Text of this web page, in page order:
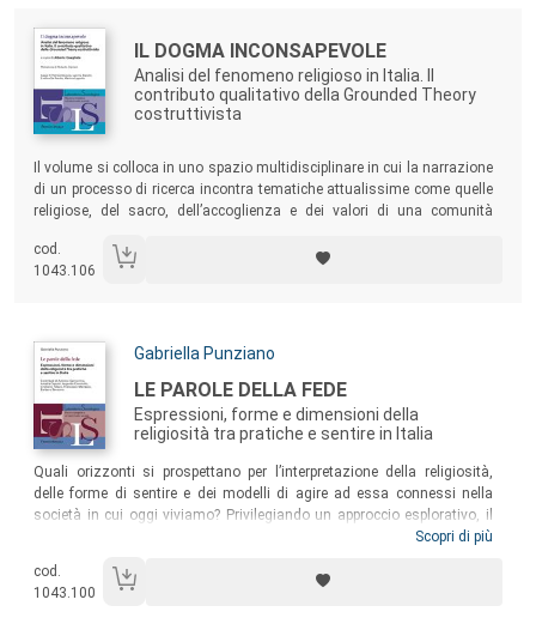
Autori:
Titolo:
IL DOGMA INCONSAPEVOLE
Analisi del fenomeno religioso in Italia. Il
contributo qualitativo della Grounded Theory
costruttivista
Il volume si colloca in uno spazio multidisciplinare in cui la narrazione
di un processo di ricerca incontra tematiche attualissime come quelle
religiose, del sacro, dell’accoglienza e dei valori di una comunità
cod.
1043.106
Autori:
Gabriella Punziano
Titolo:
LE PAROLE DELLA FEDE
Espressioni, forme e dimensioni della
religiosità tra pratiche e sentire in Italia
Sommario:
Quali orizzonti si prospettano per l’interpretazione della religiosità,
delle forme di sentire e dei modelli di agire ad essa connessi nella
società in cui oggi viviamo? Privilegiando un approccio esplorativo, il
volume intende ispezionare gli orizzonti emergenti della religiosità in
fase dopo fase, un complesso di risultati utili alla definizione di
specifici modelli dell’agire religioso, non religioso o diversamente
Scopri di più
cod.
1043.100